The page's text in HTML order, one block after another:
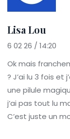
Lisa Lou
6 02 26 / 14:20
Ok mais
? J’ai lu 3 fois et
une pilule
j’ai pas tout lu
C’est juste un